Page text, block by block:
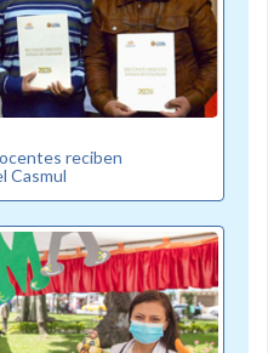
reciben
Casmul